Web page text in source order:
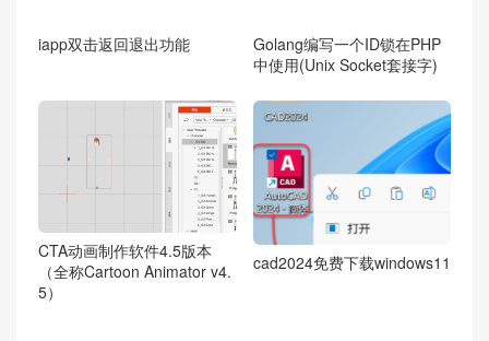
iapp双击返回退出功能
Golang编写一个ID锁在PHP
中使用(Unix Socket套接字)
CTA动画制作软件4.5版本
（全称Cartoon Animator v4.
5）
cad2024免费下载windows11